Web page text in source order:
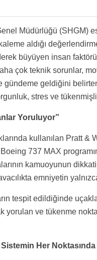
Müdürlüğü (SHGM)
aldığı
büyüyen insan
çok teknik sorunlar,
gündeme geldiğini
stres ve
Yoruluyor”
kullanılan Pratt &
737 MAX
kamuoyunun
emniyetin
tespit edildiğinde
yorulan ve tükenme
Her Noktasında